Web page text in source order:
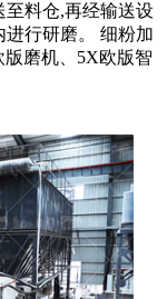
料仓,再经输送设
行研磨。 细粉加
磨机、5X欧版智